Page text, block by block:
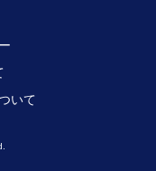
いて